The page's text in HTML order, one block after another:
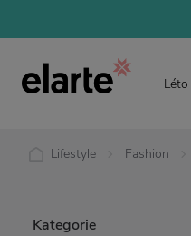
Léto
Lifestyle Fashion
Kategorie